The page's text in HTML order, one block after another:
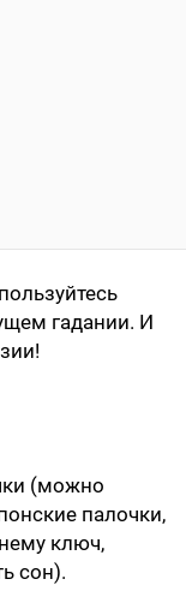
пользуйтесь
гадании. И
(можно
палочки,
ключ,
сон).